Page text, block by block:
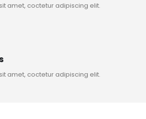
amet, coctetur adipiscing elit.
amet, coctetur adipiscing elit.